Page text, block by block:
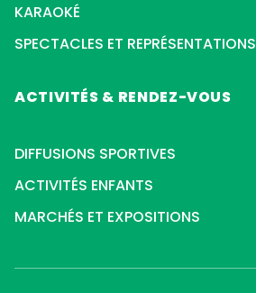
KARAOKÉ
SPECTACLES ET REPRÉSENTATIONS
ACTIVITÉS & RENDEZ-VOUS
DIFFUSIONS SPORTIVES
ACTIVITÉS ENFANTS
MARCHÉS ET EXPOSITIONS